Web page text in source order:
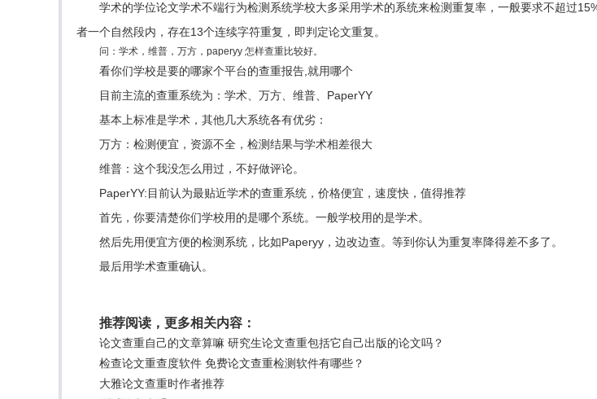
学术的学位论文学术不端行为检测系统学校大多采用学术的系统来检测重复率，一般要求不超过
者一个自然段内，存在13个连续字符重复，即判定论文重复。
问：学术，维普，万方，paperyy 怎样查重比较好。
看你们学校是要的哪家个平台的查重报告,就用哪个
目前主流的查重系统为：学术、万方、维普、PaperYY
基本上标准是学术，其他几大系统各有优劣：
万方：检测便宜，资源不全，检测结果与学术相差很大
维普：这个我没怎么用过，不好做评论。
PaperYY:目前认为最贴近学术的查重系统，价格便宜，速度快，值得推荐
首先，你要清楚你们学校用的是哪个系统。一般学校用的是学术。
然后先用便宜方便的检测系统，比如Paperyy，边改边查。等到你认为重复率降得差不多了。
最后用学术查重确认。
推荐阅读，更多相关内容：
论文查重自己的文章算嘛 研究生论文查重包括它自己出版的论文吗？
检查论文重查度软件 免费论文查重检测软件有哪些？
大雅论文查重时作者推荐